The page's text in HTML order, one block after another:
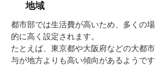
地域
都市部では生活費が高いため、多くの
的に高く設定されます。
たとえば、東京都や大阪府などの大都
与が地方よりも高い傾向があるようです